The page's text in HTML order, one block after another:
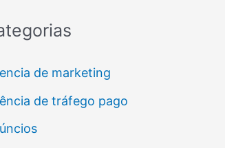
de marketing
de tráfego pago